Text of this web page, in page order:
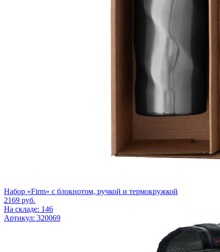
Набор «Firm» с блокнотом, ручкой и термокружкой
2169 руб.
На складе: 146
Артикул: 320069